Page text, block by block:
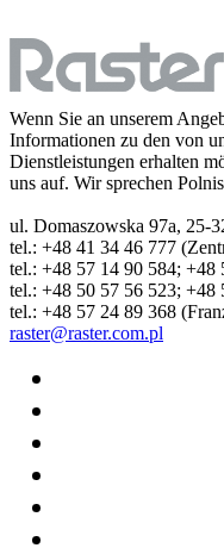
Wenn Sie an unserem
Informationen zu den von
Dienstleistungen erhalten
uns auf. Wir sprechen
ul. Domaszowska 97a, 25-
tel.: +48 41 34 46 777
tel.: +48 57 14 90 584; +48
tel.: +48 50 57 56 523; +48
tel.: +48 57 24 89 368
raster@raster.com.pl